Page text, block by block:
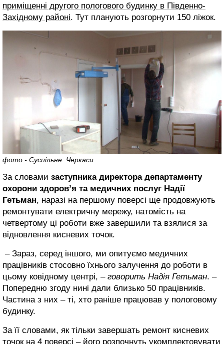
приміщенні другого пологового будинку в Південно-
Західному районі. Тут планують розгорнути 150 ліжок.
фото - Суспільне: Черкаси
За словами заступника директора департаменту
охорони здоров’я та медичних послуг Надії
Гетьман, наразі на першому поверсі ще продовжують
ремонтувати електричну мережу, натомість на
четвертому ці роботи вже завершили та взялися за
відновлення кисневих точок.
– Зараз, серед іншого, ми опитуємо медичних
працівників стосовно їхнього залучення до роботи в
цьому ковідному центрі, – говорить Надія Гетьман. –
Попередню згоду нині дали близько 50 працівників.
Частина з них – ті, хто раніше працював у пологовому
будинку.
За її словами, як тільки завершать ремонт кисневих
точок на 4 поверсі – його розпочнуть укомплектовувати